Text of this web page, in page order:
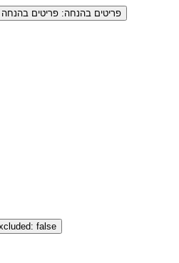
Refine by פריטים בהנחה: פריטים בהנחה
false